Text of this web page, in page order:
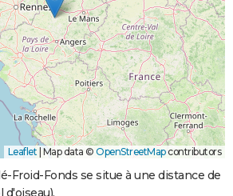
Leaflet Map data © OpenStreetMapcontributors
Froid-Fonds se situe à une distance de
d'oiseau).